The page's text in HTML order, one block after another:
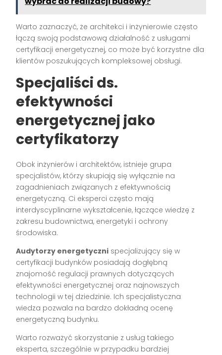
Warto zaznaczyć, że architekci i inżynierowie często
łączą swoją podstawową działalność z usługami
certyfikacji energetycznej, co może być korzystne dla
klientów poszukujących kompleksowej obsługi.
Specjaliści ds.
efektywności
energetycznej jako
certyfikatorzy
Obok inżynierów i architektów, istnieje grupa
specjalistów, którzy skupiają się wyłącznie na
zagadnieniach związanych z efektywnością
energetyczną. Ci eksperci często mają
interdyscyplinarne wykształcenie, łączące wiedzę z
zakresu budownictwa, energetyki i ochrony
środowiska.
Audytorzy energetyczni specjalizujący się w
certyfikacji budynków posiadają dogłębną
znajomość regulacji prawnych dotyczących
efektywności energetycznej oraz najnowszych
technologii w tej dziedzinie. Ich specjalistyczna
wiedza pozwala na bardzo dokładną ocenę
energetyczną budynku.
Warto rozważyć skorzystanie z usług takiego
eksperta, szczególnie w przypadku bardziej